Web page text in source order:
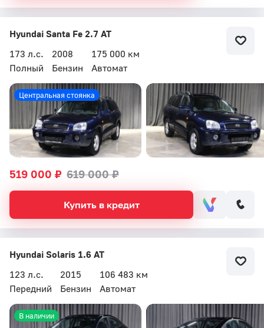
Hyundai Santa Fe 2.7 AT
173 л.с.
2008
175 000 км
Полный
Бензин Автомат
519 000 ₽ 619 000 ₽
Центральная стоянка
Купить в кредит
Hyundai Solaris 1.6 AT
123 л.с.
2015
106 483 км
Передний
Бензин Автомат
В наличии